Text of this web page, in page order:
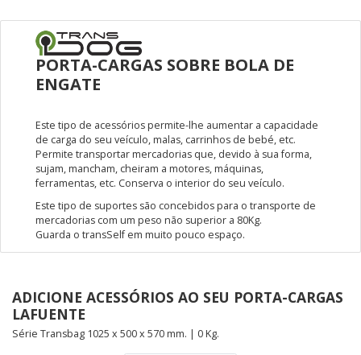
PORTA-CARGAS SOBRE BOLA DE
ENGATE
Este tipo de acessórios permite-lhe aumentar a capacidade
de carga do seu veículo, malas, carrinhos de bebé, etc.
Permite transportar mercadorias que, devido à sua forma,
sujam, mancham, cheiram a motores, máquinas,
ferramentas, etc. Conserva o interior do seu veículo.
Este tipo de suportes são concebidos para o transporte de
mercadorias com um peso não superior a 80Kg.
Guarda o transSelf em muito pouco espaço.
ADICIONE ACESSÓRIOS AO SEU PORTA-CARGAS
LAFUENTE
Série Transbag 1025 x 500 x 570 mm. | 0 Kg.